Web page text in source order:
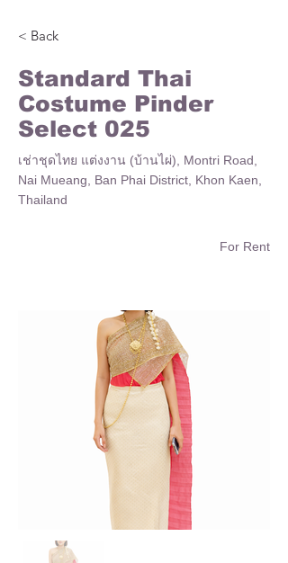
< Back
Standard Thai
Costume Pinder
Select 025
เช่าชุดไทย แต่งงาน (บ้านไผ่), Montri Road,
Nai Mueang, Ban Phai District, Khon Kaen,
Thailand
For Rent